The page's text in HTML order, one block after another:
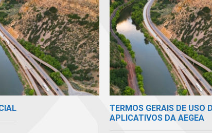
TERMOS GERAIS DE USO
APLICATIVOS DA AEGEA